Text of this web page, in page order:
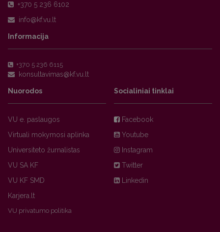
+370 5 236 6102
Informacija
+370 5 236 6115
Nuorodos
VU e. paslaugos
Virtuali mokymosi aplinka
Universiteto žurnalistas
VU SA KF
VU KF SMD
Karjera.lt
VU privatumo politika
Socialiniai tinklai
Facebook
Youtube
Instagram
Twitter
Linkedin